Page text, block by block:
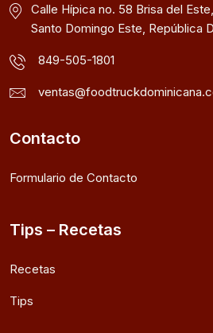
Calle Hípica no. 58 Brisa del
Santo Domingo Este, República
849-505-1801
Contacto
Formulario de Contacto
Tips – Recetas
Recetas
Tips